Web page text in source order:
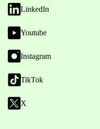
LinkedIn
Youtube
Instagram
TikTok
X